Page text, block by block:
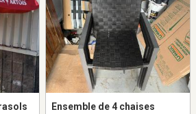
Ensemble de 4 chaises